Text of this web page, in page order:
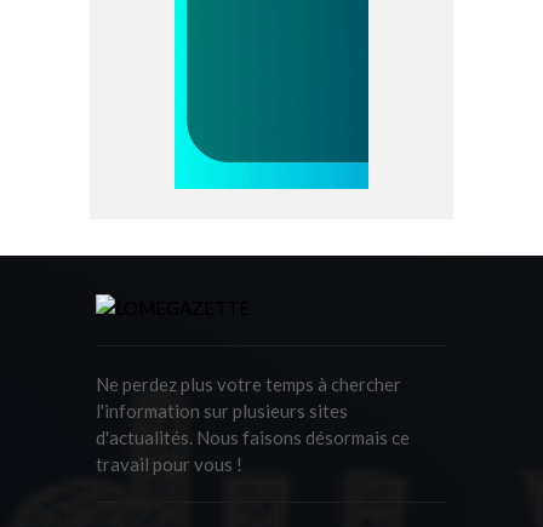
Ne perdez plus votre temps à chercher
l'information sur plusieurs sites
d'actualités. Nous faisons désormais ce
travail pour vous !